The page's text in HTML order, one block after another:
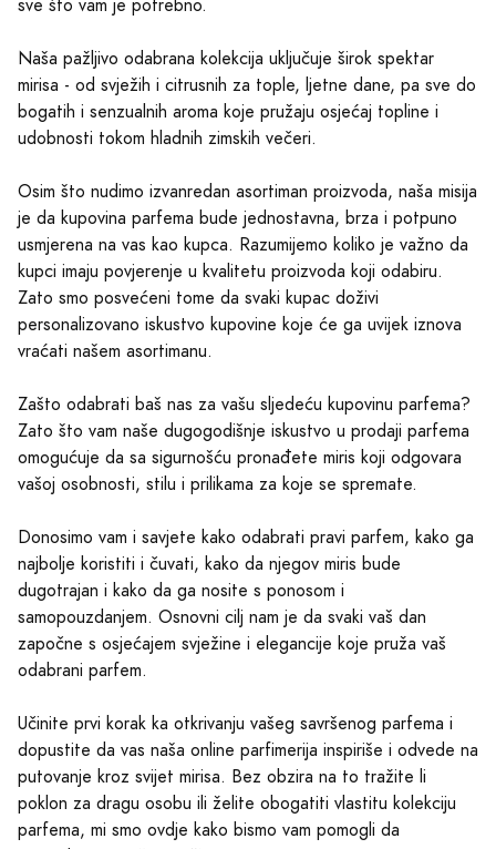
sve što vam je potrebno.
Naša pažljivo odabrana kolekcija uključuje širok spektar
mirisa - od svježih i citrusnih za tople, ljetne dane, pa sve do
bogatih i senzualnih aroma koje pružaju osjećaj topline i
udobnosti tokom hladnih zimskih večeri.
Osim što nudimo izvanredan asortiman proizvoda, naša misija
je da kupovina parfema bude jednostavna, brza i potpuno
usmjerena na vas kao kupca. Razumijemo koliko je važno da
kupci imaju povjerenje u kvalitetu proizvoda koji odabiru.
Zato smo posvećeni tome da svaki kupac doživi
personalizovano iskustvo kupovine koje će ga uvijek iznova
vraćati našem asortimanu.
Zašto odabrati baš nas za vašu sljedeću kupovinu parfema?
Zato što vam naše dugogodišnje iskustvo u prodaji parfema
omogućuje da sa sigurnošću pronađete miris koji odgovara
vašoj osobnosti, stilu i prilikama za koje se spremate.
Donosimo vam i savjete kako odabrati pravi parfem, kako ga
najbolje koristiti i čuvati, kako da njegov miris bude
dugotrajan i kako da ga nosite s ponosom i
samopouzdanjem. Osnovni cilj nam je da svaki vaš dan
započne s osjećajem svježine i elegancije koje pruža vaš
odabrani parfem.
Učinite prvi korak ka otkrivanju vašeg savršenog parfema i
dopustite da vas naša online parfimerija inspiriše i odvede na
putovanje kroz svijet mirisa. Bez obzira na to tražite li
poklon za dragu osobu ili želite obogatiti vlastitu kolekciju
parfema, mi smo ovdje kako bismo vam pomogli da